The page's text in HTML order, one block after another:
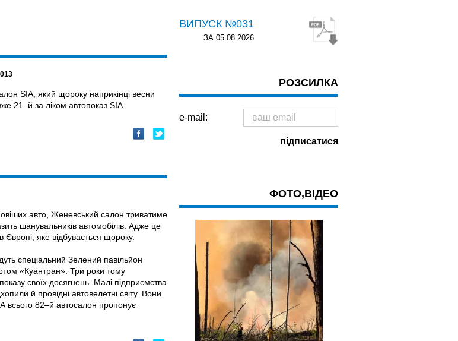
SIA, який щороку наприкінці весни
21–й за ліком автопоказ SIA.
авто, Женевський салон триватиме
шанувальників автомобілів. Адже це
яке відбувається щороку.
спеціальний Зелений павільйон
«Куантран». Три роки тому
своїх досягнень. Малі підприємства
й провідні автовелетні світу. Вони
А всього 82–й автосалон пропонує
ВИПУСК №031
ЗА 05.08.2026
РОЗСИЛКА
e-mail:
ФОТО,ВІДЕО